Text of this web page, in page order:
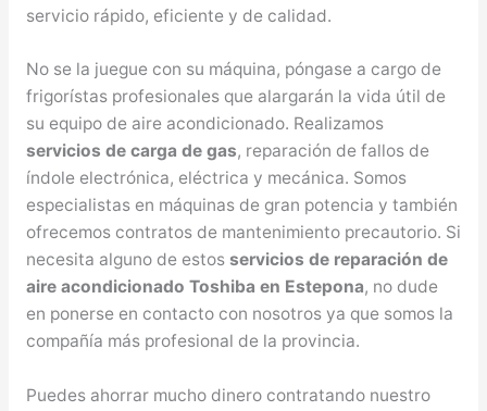
servicio rápido, eficiente y de calidad.
No se la juegue con su máquina, póngase a cargo de
frigorístas profesionales que alargarán la vida útil de
su equipo de aire acondicionado. Realizamos
servicios de carga de gas, reparación de fallos de
índole electrónica, eléctrica y mecánica. Somos
especialistas en máquinas de gran potencia y también
ofrecemos contratos de mantenimiento precautorio. Si
necesita alguno de estos servicios de reparación de
aire acondicionado Toshiba en Estepona, no dude
en ponerse en contacto con nosotros ya que somos la
compañía más profesional de la provincia.
Puedes ahorrar mucho dinero contratando nuestro